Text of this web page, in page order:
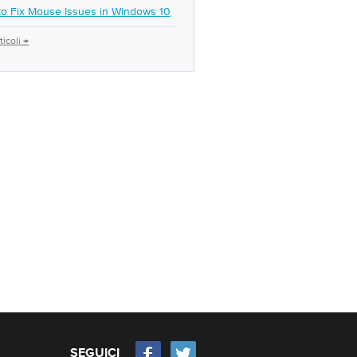
Fix Mouse Issues in Windows 10
→
SEGUICI